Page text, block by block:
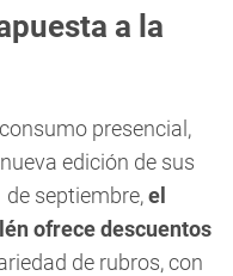
a la
presencial,
edición de sus
de septiembre,el
ofrece descuentos
de rubros, con